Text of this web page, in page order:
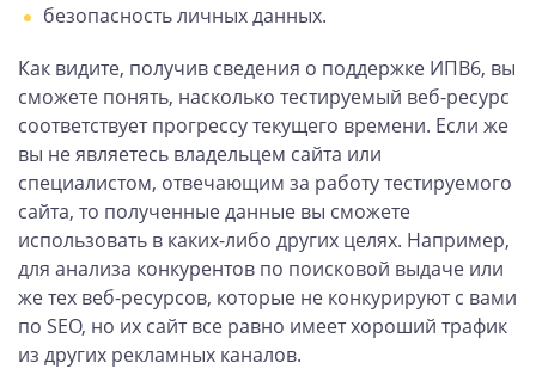
безопасность личных данных.
Как видите, получив сведения о поддержке ИПВ6, вы
сможете понять, насколько тестируемый веб-ресурс
соответствует прогрессу текущего времени. Если же
вы не являетесь владельцем сайта или
специалистом, отвечающим за работу тестируемого
сайта, то полученные данные вы сможете
использовать в каких-либо других целях. Например,
для анализа конкурентов по поисковой выдаче или
же тех веб-ресурсов, которые не конкурируют с вами
по SEO, но их сайт все равно имеет хороший трафик
из других рекламных каналов.